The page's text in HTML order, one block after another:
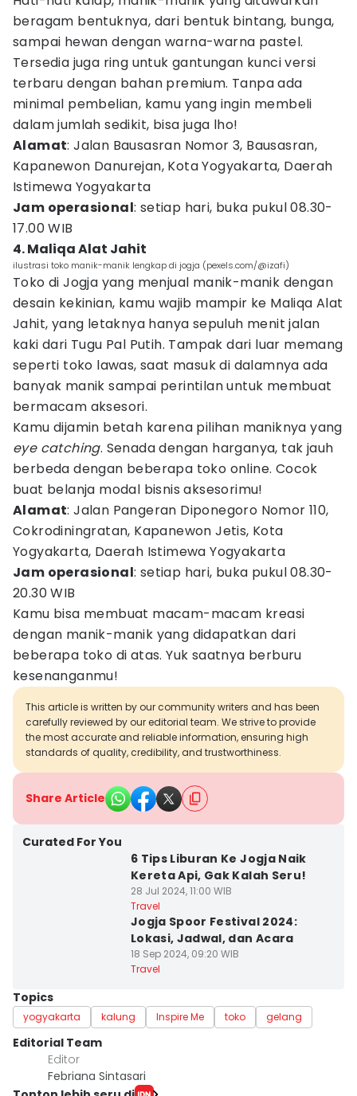
beragam bentuknya, dari bentuk bintang, bunga,
sampai hewan dengan warna-warna pastel.
Tersedia juga ring untuk gantungan kunci versi
terbaru dengan bahan premium. Tanpa ada
minimal pembelian, kamu yang ingin membeli
dalam jumlah sedikit, bisa juga lho!
Alamat: Jalan Bausasran Nomor 3, Bausasran,
Kapanewon Danurejan, Kota Yogyakarta, Daerah
Istimewa Yogyakarta
Jam operasional: setiap hari, buka pukul 08.30-
17.00 WIB
4. Maliqa Alat Jahit
ilustrasi toko manik-manik lengkap di jogja (pexels.com/@izafi)
Toko di Jogja yang menjual manik-manik dengan
desain kekinian, kamu wajib mampir ke Maliqa Alat
Jahit, yang letaknya hanya sepuluh menit jalan
kaki dari Tugu Pal Putih. Tampak dari luar memang
seperti toko lawas, saat masuk di dalamnya ada
banyak manik sampai perintilan untuk membuat
bermacam aksesori.
Kamu dijamin betah karena pilihan maniknya yang
eye catching. Senada dengan harganya, tak jauh
berbeda dengan beberapa toko online. Cocok
buat belanja modal bisnis aksesorimu!
Alamat: Jalan Pangeran Diponegoro Nomor 110,
Cokrodiningratan, Kapanewon Jetis, Kota
Yogyakarta, Daerah Istimewa Yogyakarta
Jam operasional: setiap hari, buka pukul 08.30-
20.30 WIB
Kamu bisa membuat macam-macam kreasi
dengan manik-manik yang didapatkan dari
beberapa toko di atas. Yuk saatnya berburu
kesenanganmu!
This article is written by our community writers and has been
carefully reviewed by our editorial team. We strive to provide
the most accurate and reliable information, ensuring high
standards of quality, credibility, and trustworthiness.
Share Article
Curated For You
6 Tips Liburan Ke Jogja Naik
Kereta Api, Gak Kalah Seru!
28 Jul 2024, 11:00 WIB
Travel
Jogja Spoor Festival 2024:
Lokasi, Jadwal, dan Acara
18 Sep 2024, 09:20 WIB
Travel
Topics
yogyakarta kalung Inspire Me toko gelang
Editorial Team
Editor
Febriana Sintasari